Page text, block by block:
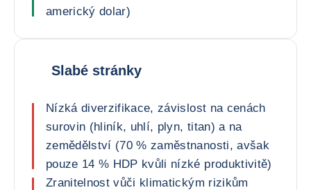
americký dolar)
Slabé stránky
Nízká diverzifikace, závislost na cenách
surovin (hliník, uhlí, plyn, titan) a na
zemědělství (70 % zaměstnanosti, avšak
pouze 14 % HDP kvůli nízké produktivitě)
Zranitelnost vůči klimatickým rizikům